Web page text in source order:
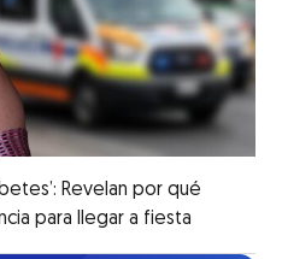
Revelan por qué
para llegar a fiesta